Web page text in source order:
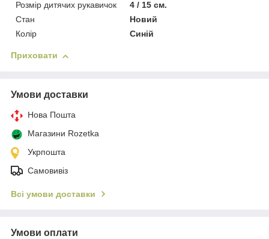
Розмір дитячих рукавичок
4 / 15 см.
Стан
Новий
Колір
Синій
Приховати
Умови доставки
Нова Пошта
Магазини Rozetka
Укрпошта
Самовивіз
Всі умови доставки
Умови оплати